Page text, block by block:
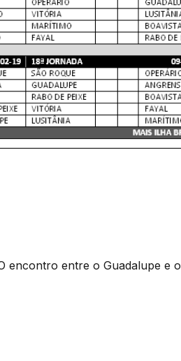
encontro entre o Guadalupe e o